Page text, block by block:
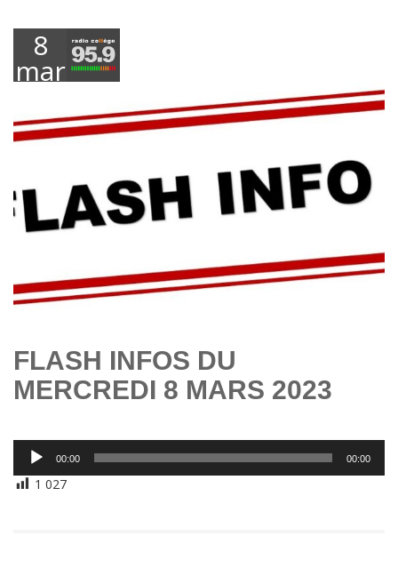
8
mars
FLASH INFOS DU
MERCREDI 8 MARS 2023
Lecteur
audio
00:00 00:00
1 027